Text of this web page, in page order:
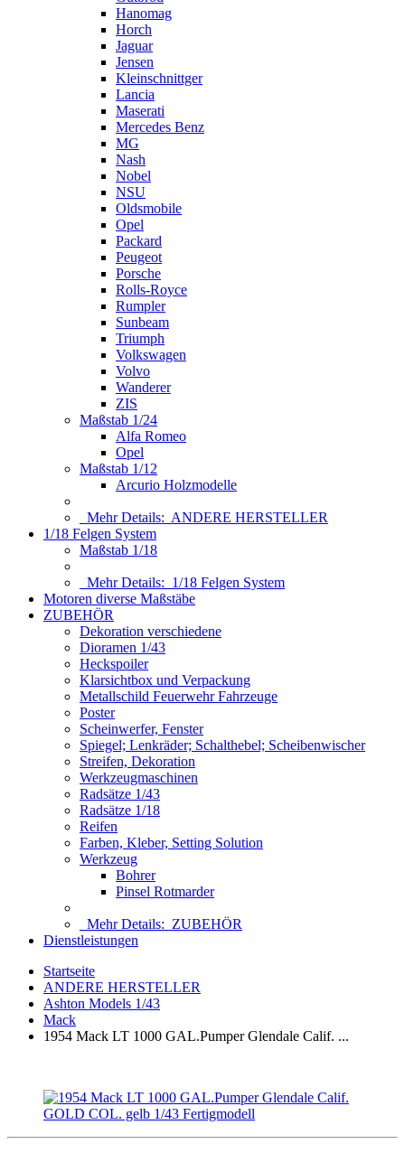
Hanomag
Horch
Jaguar
Jensen
Kleinschnittger
Lancia
Maserati
Mercedes Benz
MG
Nash
Nobel
NSU
Oldsmobile
Opel
Packard
Peugeot
Porsche
Rolls-Royce
Rumpler
Sunbeam
Triumph
Volkswagen
Volvo
Wanderer
ZIS
Maßstab 1/24
Alfa Romeo
Opel
Maßstab 1/12
Arcurio Holzmodelle
Mehr Details: ANDERE HERSTELLER
1/18 Felgen System
Maßstab 1/18
Mehr Details: 1/18 Felgen System
Motoren diverse Maßstäbe
ZUBEHÖR
Dekoration verschiedene
Dioramen 1/43
Heckspoiler
Klarsichtbox und Verpackung
Metallschild Feuerwehr Fahrzeuge
Poster
Scheinwerfer, Fenster
Spiegel; Lenkräder; Schalthebel; Scheibenwischer
Streifen, Dekoration
Werkzeugmaschinen
Radsätze 1/43
Radsätze 1/18
Reifen
Farben, Kleber, Setting Solution
Werkzeug
Bohrer
Pinsel Rotmarder
Mehr Details: ZUBEHÖR
Dienstleistungen
Startseite
ANDERE HERSTELLER
Ashton Models 1/43
Mack
1954 Mack LT 1000 GAL.Pumper Glendale Calif. ...